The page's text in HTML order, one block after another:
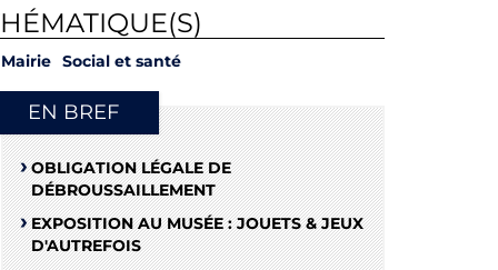
Mairie Social et santé
EN BREF
OBLIGATION LÉGALE DE
DÉBROUSSAILLEMENT
EXPOSITION AU MUSÉE : JOUETS & JEUX
D'AUTREFOIS